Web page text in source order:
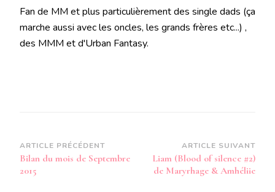
Fan de MM et plus particulièrement des single dads (ça
marche aussi avec les oncles, les grands frères etc...) ,
des MMM et d'Urban Fantasy.
Navigation
d’article
ARTICLE PRÉCÉDENT
Bilan du mois de Septembre
2015
ARTICLE SUIVANT
Liam (Blood of silence #2)
de Maryrhage & Amhéliie